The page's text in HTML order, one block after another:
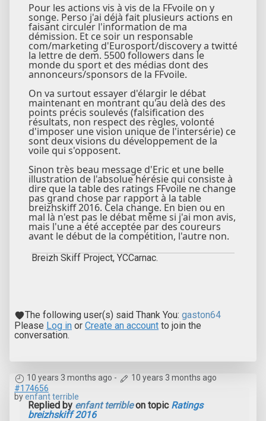
Pour les actions vis à vis de la FFvoile on y
songe. Perso j'ai déjà fait plusieurs actions en
faisant circuler l'information de ma
démission. Et ce soir un responsable
com/marketing d'Eurosport/discovery a twitté
la lettre de dem. 5500 followers dans le
monde du sport et des médias dont des
annonceurs/sponsors de la FFvoile.
On va surtout essayer d'élargir le débat
maintenant en montrant qu'au delà des des
points précis soulevés (falsification des
résultats, non respect des règles, volonté
d'imposer une vision unique de l'intersérie) ce
sont deux visions du développement de la
voile qui s'opposent.
Sinon très beau message d'Eric et une belle
illustration de l'absolue hérésie qui consiste à
dire que la table des ratings FFvoile ne change
pas grand chose par rapport à la table
breizhskiff 2016. Cela change. En bien ou en
mal là n'est pas le débat même si j'ai mon avis,
mais l'une a été acceptée par des coureurs
avant le début de la compétition, l'autre non.
Breizh Skiff Project, YCCarnac.
The following user(s) said Thank You: gaston64
Please Log in or Create an account to join the
conversation.
10 years 3 months ago -
10 years 3 months ago
#174656
byenfant terrible
Replied by enfant terribleon topic Ratings
breizhskiff 2016